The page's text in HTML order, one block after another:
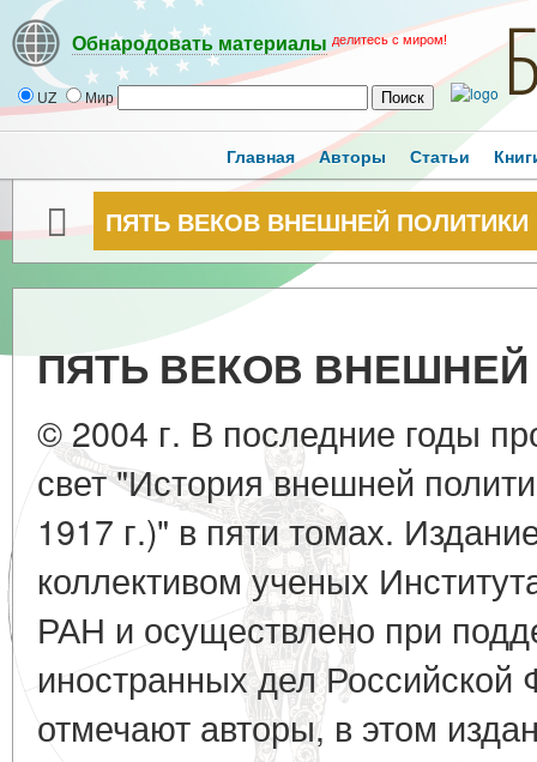
Обнародовать материалы делитесь с миром!
UZ Мир
Главная Авторы Статьи
ПЯТЬ ВЕКОВ ВНЕШНЕЙ
ПЯТЬ ВЕКОВ
© 2004 г. В последние годы
свет "История внешней
1917 г.)" в пяти томах.
коллективом ученых
РАН и осуществлено при
иностранных дел Российской
отмечают авторы, в этом